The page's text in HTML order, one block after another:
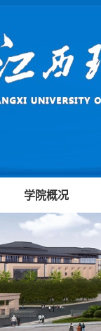
学院概况